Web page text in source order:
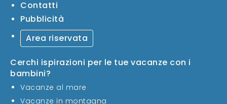
Contatti
Pubblicità
Area riservata
Cerchi ispirazioni per le tue vacanze con i
bambini?
Vacanze al mare
Vacanze in montagna